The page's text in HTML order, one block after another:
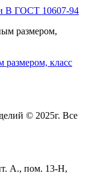
В ГОСТ 10607-94
размером, класс
© 2025г. Все
А., пом. 13-Н,